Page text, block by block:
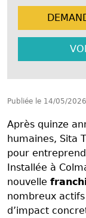
Publiée le 14/05/
Après quinze
humaines, Sita
pour
Installée à
nouvelle
nombreux
d’impact